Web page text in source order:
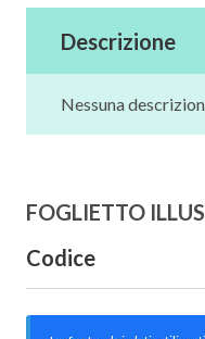
Descrizione
Nessuna
FOGLIETTO
Codice